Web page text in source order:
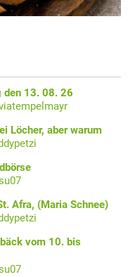
den 13. 08. 26
Löcher, aber warum
Afra, (Maria Schnee)
vom 10. bis